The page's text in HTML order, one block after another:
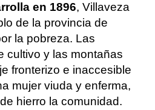
en 1896, Villaveza
de la provincia de
la pobreza. Las
cultivo y las montañas
fronterizo e inaccesible
mujer viuda y enferma,
hierro la comunidad.